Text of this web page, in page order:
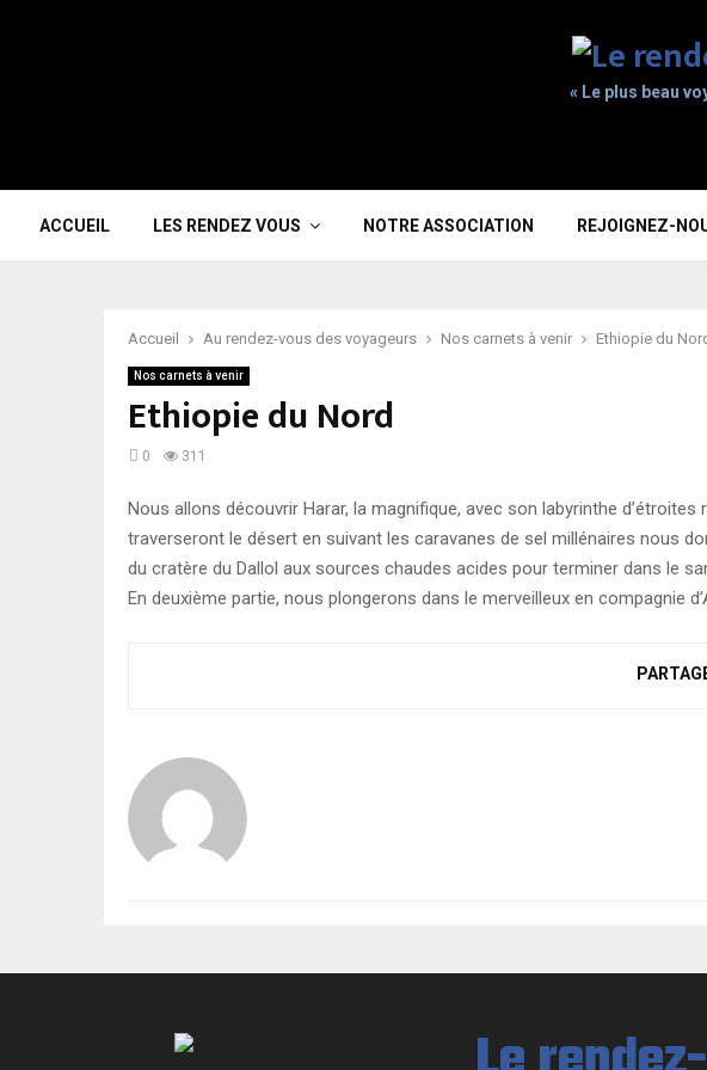
« Le plus beau
ACCUEIL LES RENDEZ VOUS NOTRE ASSOCIATION REJOIGNEZ-
Accueil Au rendez-vous des voyageurs Nos carnets à venir Ethiopie du
Nos carnets à venir
Ethiopie du Nord
0 311
Nous allons découvrir Harar, la magnifique, avec son labyrinthe
traverseront le désert en suivant les caravanes de sel millénaires nous
du cratère du Dallol aux sources chaudes acides pour terminer dans le
En deuxième partie, nous plongerons dans le merveilleux en compagnie